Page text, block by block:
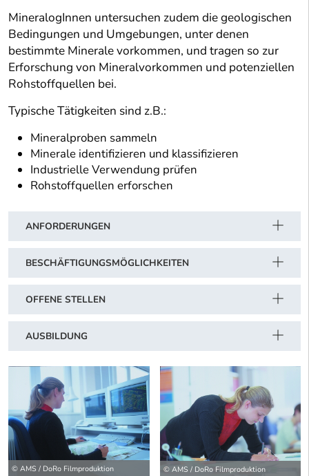
MineralogInnen untersuchen zudem die geologischen
Bedingungen und Umgebungen, unter denen
bestimmte Minerale vorkommen, und tragen so zur
Erforschung von Mineralvorkommen und potenziellen
Rohstoffquellen bei.
Typische Tätigkeiten sind z.B.:
Mineralproben sammeln
Minerale identifizieren und klassifizieren
Industrielle Verwendung prüfen
Rohstoffquellen erforschen
ANFORDERUNGEN
BESCHÄFTIGUNGSMÖGLICHKEITEN
OFFENE STELLEN
AUSBILDUNG
© AMS / DoRo Filmproduktion © AMS / DoRo Filmproduktion